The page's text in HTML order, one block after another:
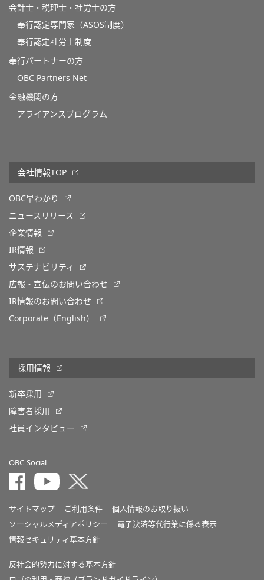
会計士・税理士・社労士の方
奉行認定専門家（ASOS制度）
奉行認定社労士制度
奉行パートナーの方
OBC Partners Net
金融機関の方
アライアンスプログラム
会社情報TOP
OBC早わかり
ニュースリリース
企業情報
IR情報
サステナビリティ
広報・宣伝のお問い合わせ
IR情報のお問い合わせ
Corporate（English）
採用情報
新卒採用
障害者採用
社員インタビュー
OBC Social
サイトマップ ご利用条件
個人情報のお取り扱い
ソーシャルメディアポリシー
電子決済等代行業に係る表示
情報セキュリティ基本方針
反社会的勢力に対する基本方針